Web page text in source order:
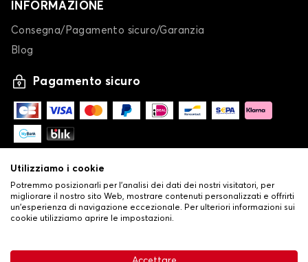
Telo copriauto per HONDA PRELUDE
INFORMAZIONE
Consegna/Pagamento sicuro/Garanzia
Blog
Pagamento sicuro
Condizioni generali di vendita•
Utilizziamo i cookie
Potremmo posizionarli per l'analisi dei dati dei nostri visitatori, per
migliorare il nostro sito Web, mostrare contenuti personalizzati e offrirti
un'esperienza di navigazione eccezionale. Per ulteriori informazioni sui
cookie utilizziamo aprire le impostazioni.